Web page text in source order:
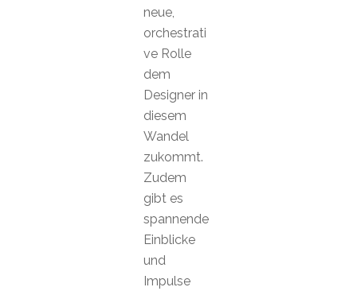
neue,
orchestrati
ve Rolle
dem
Designer in
diesem
Wandel
zukommt.
Zudem
gibt es
spannende
Einblicke
und
Impulse